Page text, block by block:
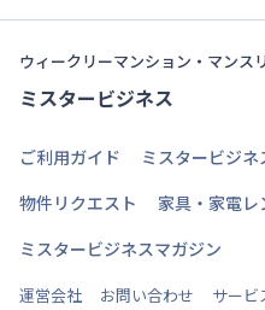
ウィークリーマンション・マンス
ミスタービジネス
ご利用ガイド
ミスタービジ
物件リクエスト
家具・家電レ
ミスタービジネスマガジン
運営会社 お問い合わせ サービ